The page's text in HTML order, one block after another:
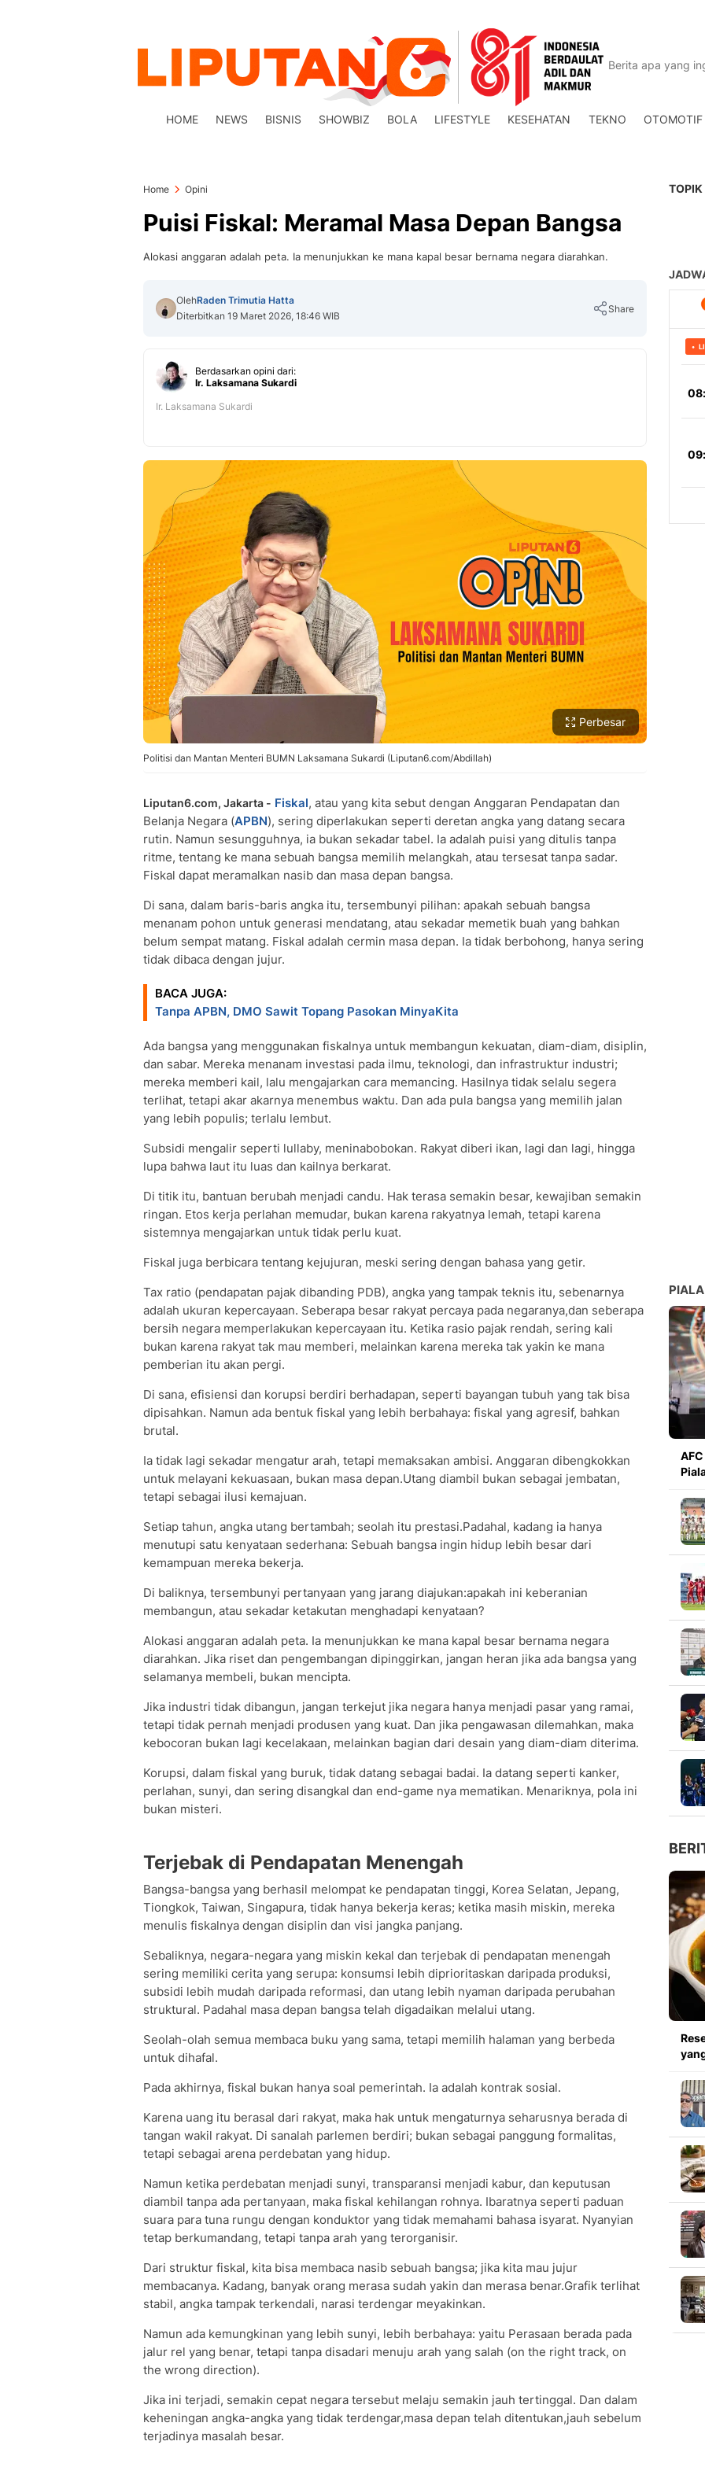
HOME NEWS BISNIS SHOWBIZ BOLA LIFESTYLE KESEHATAN TEKNO OTOMOTIF
Home Opini
Puisi Fiskal: Meramal Masa Depan Bangsa
Alokasi anggaran adalah peta. Ia menunjukkan ke mana kapal besar bernama negara diarahkan.
OlehRaden Trimutia Hatta
Diterbitkan 19 Maret 2026, 18:46 WIB
Share
Berdasarkan opini dari:
Ir. Laksamana Sukardi
Ir. Laksamana Sukardi
Perbesar
Politisi dan Mantan Menteri BUMN Laksamana Sukardi (Liputan6.com/Abdillah)
Liputan6.com, Jakarta - Fiskal, atau yang kita sebut dengan Anggaran Pendapatan dan
Belanja Negara (APBN), sering diperlakukan seperti deretan angka yang datang secara
rutin. Namun sesungguhnya, ia bukan sekadar tabel. Ia adalah puisi yang ditulis tanpa
ritme, tentang ke mana sebuah bangsa memilih melangkah, atau tersesat tanpa sadar.
Fiskal dapat meramalkan nasib dan masa depan bangsa.
Di sana, dalam baris-baris angka itu, tersembunyi pilihan: apakah sebuah bangsa
menanam pohon untuk generasi mendatang, atau sekadar memetik buah yang bahkan
belum sempat matang. Fiskal adalah cermin masa depan. Ia tidak berbohong, hanya sering
tidak dibaca dengan jujur.
BACA JUGA:
Tanpa APBN, DMO Sawit Topang Pasokan MinyaKita
Ada bangsa yang menggunakan fiskalnya untuk membangun kekuatan, diam-diam, disiplin,
dan sabar. Mereka menanam investasi pada ilmu, teknologi, dan infrastruktur industri;
mereka memberi kail, lalu mengajarkan cara memancing. Hasilnya tidak selalu segera
terlihat, tetapi akar akarnya menembus waktu. Dan ada pula bangsa yang memilih jalan
yang lebih populis; terlalu lembut.
Subsidi mengalir seperti lullaby, meninabobokan. Rakyat diberi ikan, lagi dan lagi, hingga
lupa bahwa laut itu luas dan kailnya berkarat.
Di titik itu, bantuan berubah menjadi candu. Hak terasa semakin besar, kewajiban semakin
ringan. Etos kerja perlahan memudar, bukan karena rakyatnya lemah, tetapi karena
sistemnya mengajarkan untuk tidak perlu kuat.
Fiskal juga berbicara tentang kejujuran, meski sering dengan bahasa yang getir.
Tax ratio (pendapatan pajak dibanding PDB), angka yang tampak teknis itu, sebenarnya
adalah ukuran kepercayaan. Seberapa besar rakyat percaya pada negaranya,dan seberapa
bersih negara memperlakukan kepercayaan itu. Ketika rasio pajak rendah, sering kali
bukan karena rakyat tak mau memberi, melainkan karena mereka tak yakin ke mana
pemberian itu akan pergi.
Di sana, efisiensi dan korupsi berdiri berhadapan, seperti bayangan tubuh yang tak bisa
dipisahkan. Namun ada bentuk fiskal yang lebih berbahaya: fiskal yang agresif, bahkan
brutal.
Ia tidak lagi sekadar mengatur arah, tetapi memaksakan ambisi. Anggaran dibengkokkan
untuk melayani kekuasaan, bukan masa depan.Utang diambil bukan sebagai jembatan,
tetapi sebagai ilusi kemajuan.
Setiap tahun, angka utang bertambah; seolah itu prestasi.Padahal, kadang ia hanya
menutupi satu kenyataan sederhana: Sebuah bangsa ingin hidup lebih besar dari
kemampuan mereka bekerja.
Di baliknya, tersembunyi pertanyaan yang jarang diajukan:apakah ini keberanian
membangun, atau sekadar ketakutan menghadapi kenyataan?
Alokasi anggaran adalah peta. Ia menunjukkan ke mana kapal besar bernama negara
diarahkan. Jika riset dan pengembangan dipinggirkan, jangan heran jika ada bangsa yang
selamanya membeli, bukan mencipta.
Jika industri tidak dibangun, jangan terkejut jika negara hanya menjadi pasar yang ramai,
tetapi tidak pernah menjadi produsen yang kuat. Dan jika pengawasan dilemahkan, maka
kebocoran bukan lagi kecelakaan, melainkan bagian dari desain yang diam-diam diterima.
Korupsi, dalam fiskal yang buruk, tidak datang sebagai badai. Ia datang seperti kanker,
perlahan, sunyi, dan sering disangkal dan end-game nya mematikan. Menariknya, pola ini
bukan misteri.
Terjebak di Pendapatan Menengah
Bangsa-bangsa yang berhasil melompat ke pendapatan tinggi, Korea Selatan, Jepang,
Tiongkok, Taiwan, Singapura, tidak hanya bekerja keras; ketika masih miskin, mereka
menulis fiskalnya dengan disiplin dan visi jangka panjang.
Sebaliknya, negara-negara yang miskin kekal dan terjebak di pendapatan menengah
sering memiliki cerita yang serupa: konsumsi lebih diprioritaskan daripada produksi,
subsidi lebih mudah daripada reformasi, dan utang lebih nyaman daripada perubahan
struktural. Padahal masa depan bangsa telah digadaikan melalui utang.
Seolah-olah semua membaca buku yang sama, tetapi memilih halaman yang berbeda
untuk dihafal.
Pada akhirnya, fiskal bukan hanya soal pemerintah. Ia adalah kontrak sosial.
Karena uang itu berasal dari rakyat, maka hak untuk mengaturnya seharusnya berada di
tangan wakil rakyat. Di sanalah parlemen berdiri; bukan sebagai panggung formalitas,
tetapi sebagai arena perdebatan yang hidup.
Namun ketika perdebatan menjadi sunyi, transparansi menjadi kabur, dan keputusan
diambil tanpa ada pertanyaan, maka fiskal kehilangan rohnya. Ibaratnya seperti paduan
suara para tuna rungu dengan konduktor yang tidak memahami bahasa isyarat. Nyanyian
tetap berkumandang, tetapi tanpa arah yang terorganisir.
Dari struktur fiskal, kita bisa membaca nasib sebuah bangsa; jika kita mau jujur
membacanya. Kadang, banyak orang merasa sudah yakin dan merasa benar.Grafik terlihat
stabil, angka tampak terkendali, narasi terdengar meyakinkan.
Namun ada kemungkinan yang lebih sunyi, lebih berbahaya: yaitu Perasaan berada pada
jalur rel yang benar, tetapi tanpa disadari menuju arah yang salah (on the right track, on
the wrong direction).
Jika ini terjadi, semakin cepat negara tersebut melaju semakin jauh tertinggal. Dan dalam
keheningan angka-angka yang tidak terdengar,masa depan telah ditentukan,jauh sebelum
terjadinya masalah besar.
TOPIK